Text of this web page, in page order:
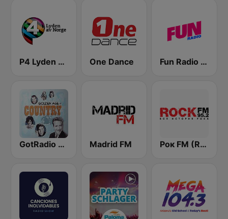
P4 Lyden av Norge One Dance Fun Radio FRANCE
GotRadio - Classic Country Madrid FM Рок FM (Rock FM 95.2)